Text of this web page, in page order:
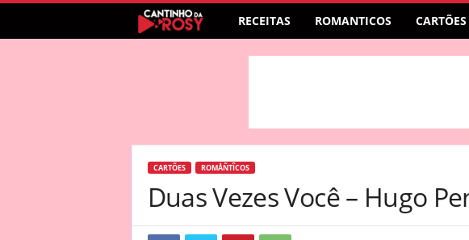
RECEITAS ROMANTICOS CARTÕES
CARTÕES ROMÅÑTÎCOS
Duas Vezes Você – Hugo